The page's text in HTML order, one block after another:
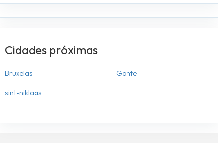
Cidades próximas
Bruxelas Gante
sint-niklaas